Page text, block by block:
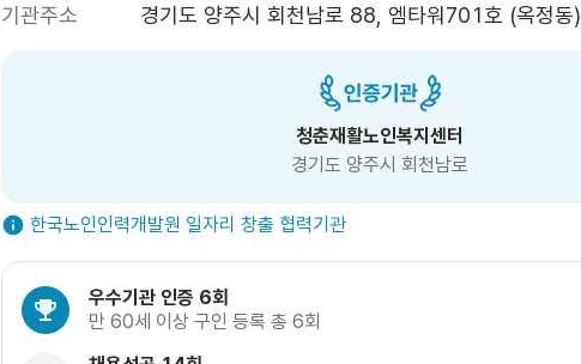
기관주소
경기도 양주시 회천남로 88, 엠타워701호 (옥정동)
청춘재활노인복지센터
경기도 양주시 회천남로
한국노인인력개발원 일자리 창출 협력기관
우수기관 인증 6회
만 60세 이상 구인 등록 총 6회